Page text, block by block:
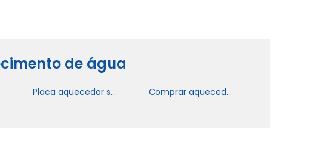
de água
Placa aquecedor solar
Comprar aquecedor solar com controle eletrônico